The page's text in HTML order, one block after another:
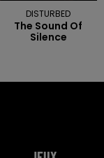
DISTURBED
The Sound Of
Silence